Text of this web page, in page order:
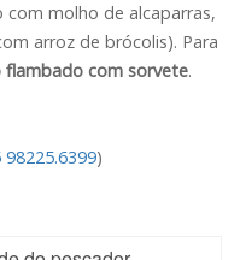
molho de alcaparras,
arroz de brócolis). Para
flambado com sorvete.
98225.6399)